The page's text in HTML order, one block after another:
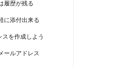
履歴が残る
に添付出来る
を作成しよう
ールアドレス